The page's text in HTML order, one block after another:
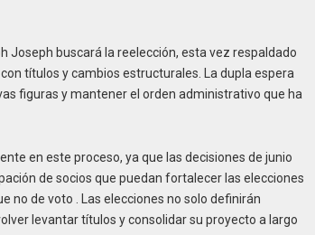
Joseph buscará la reelección, esta vez respaldado
títulos y cambios estructurales. La dupla espera
figuras y mantener el orden administrativo que ha
en este proceso, ya que las decisiones de junio
de socios que puedan fortalecer las elecciones
no de voto . Las elecciones no solo definirán
levantar títulos y consolidar su proyecto a largo